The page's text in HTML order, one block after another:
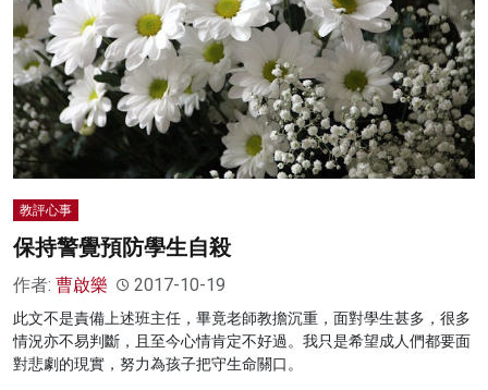
教評心事
保持警覺預防學生自殺
作者: 曹啟樂 2017-10-19
此文不是責備上述班主任，畢竟老師教擔沉重，面對學生甚多，很多
情況亦不易判斷，且至今心情肯定不好過。我只是希望成人們都要面
對悲劇的現實，努力為孩子把守生命關口。